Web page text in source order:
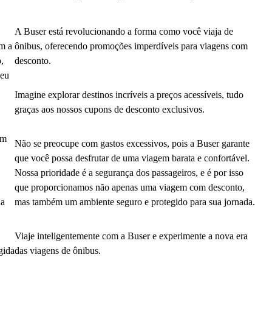
a
A Buser está revolucionando a forma como você viaja de
ônibus, oferecendo promoções imperdíveis para viagens com
desconto.
Imagine explorar destinos incríveis a preços acessíveis, tudo
graças aos nossos cupons de desconto exclusivos.
Não se preocupe com gastos excessivos, pois a Buser garante
que você possa desfrutar de uma viagem barata e confortável.
Nossa prioridade é a segurança dos passageiros, e é por isso
que proporcionamos não apenas uma viagem com desconto,
mas também um ambiente seguro e protegido para sua jornada.
Viaje inteligentemente com a Buser e experimente a nova era
das viagens de ônibus.